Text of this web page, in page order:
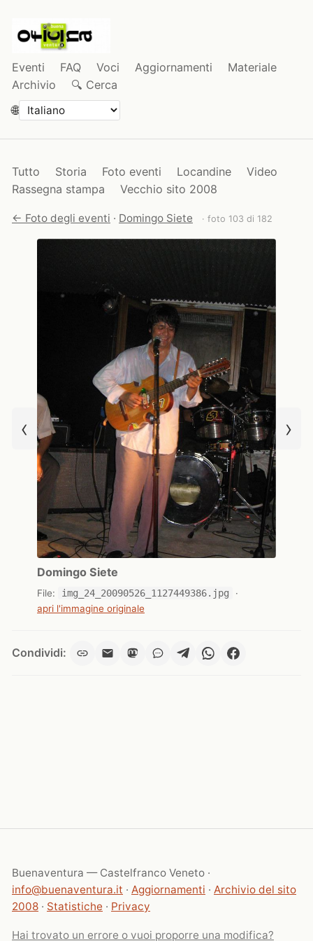
Eventi FAQ Voci Aggiornamenti
Materiale
Archivio
🔍 Cerca
🌐
Tutto Storia Foto eventi Locandine
Video
Rassegna stampa
Vecchio sito 2008
← Foto degli eventi · Domingo Siete · foto 103 di 182
‹
Domingo Siete
File: img_24_20090526_1127449386.jpg
·
apri l'immagine originale
›
Condividi:
Buenaventura — Castelfranco Veneto ·
info@buenaventura.it · Aggiornamenti · Archivio del sito
2008 · Statistiche · Privacy
Hai trovato un errore o vuoi proporre una modifica?